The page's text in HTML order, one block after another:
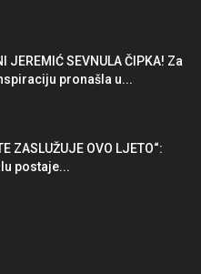
JEREMIĆ SEVNULA ČIPKA! Za
pronašla u...
ZASLUŽUJE OVO LJETO“:
postaje...